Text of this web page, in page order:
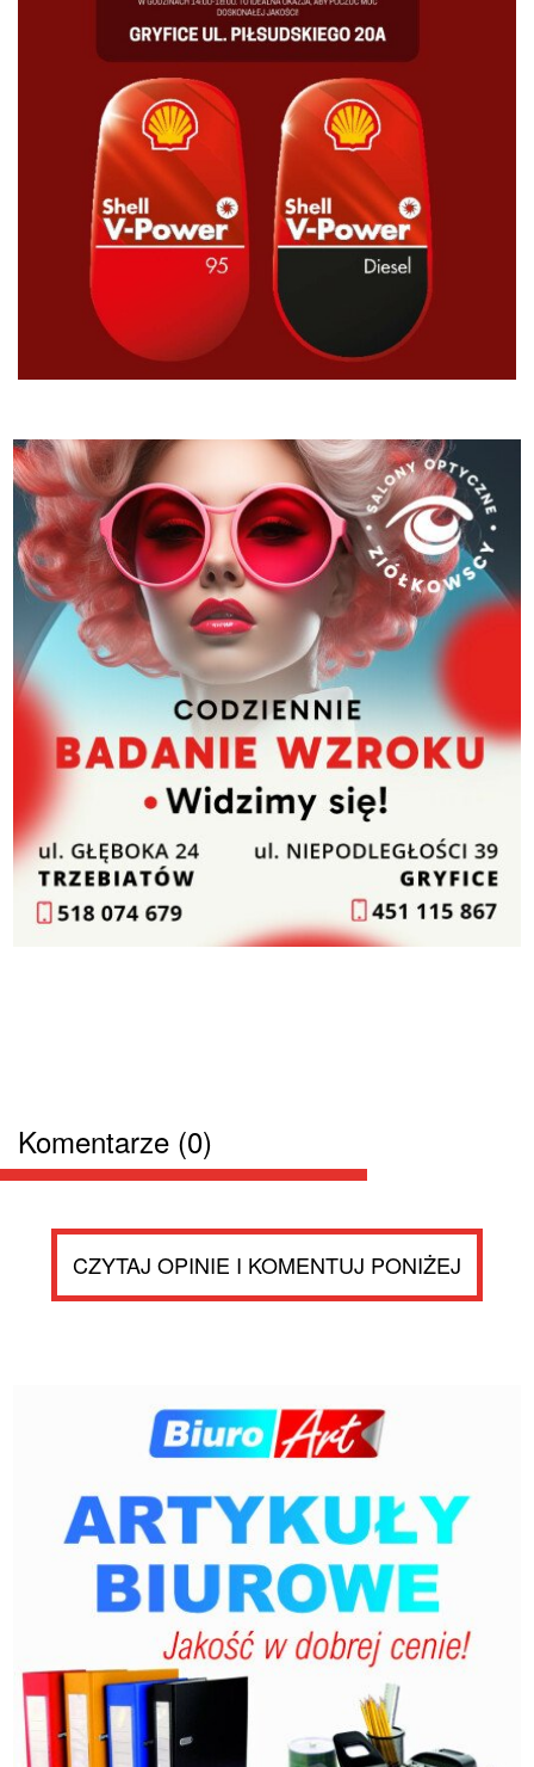
Komentarze (0)
CZYTAJ OPINIE I KOMENTUJ PONIŻEJ